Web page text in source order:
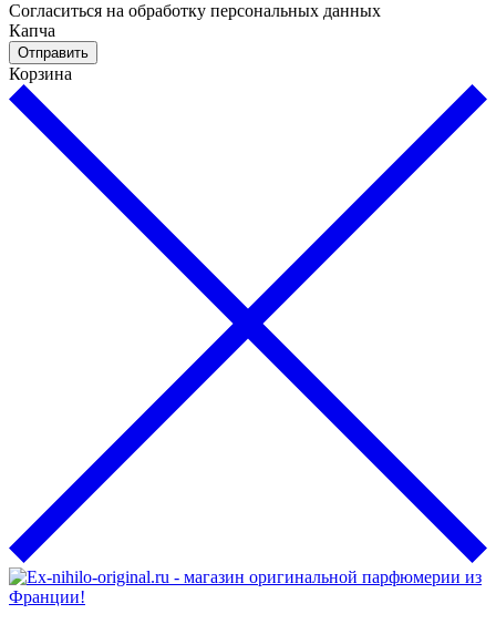
Cогласиться на обработку персональных данных
Капча
Отправить
Корзина